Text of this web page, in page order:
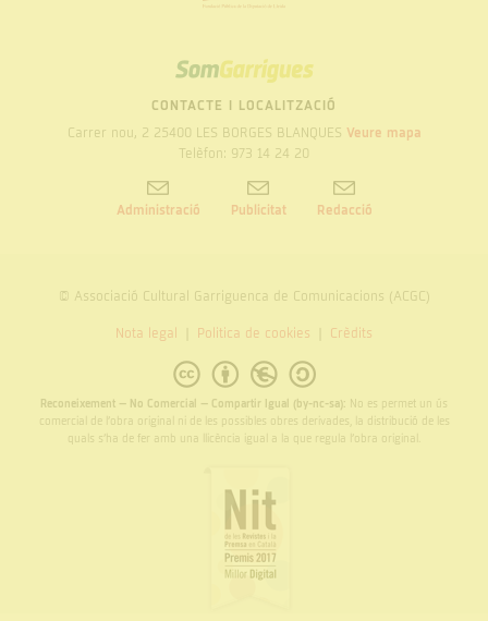
SOM
GARRIGUES
CONTACTE I LOCALITZACIÓ
Carrer nou, 2 25400 LES BORGES BLANQUES Veure mapa
Telèfon: 973 14 24 20
Administració Publicitat Redacció
© Associació Cultural Garriguenca de Comunicacions (ACGC)
Nota legal Politica de cookies Crèdits
Reconeixement – No Comercial – Compartir Igual (by-nc-sa): No es permet un ús
comercial de l’obra original ni de les possibles obres derivades, la distribució de les
quals s’ha de fer amb una llicència igual a la que regula l’obra original.